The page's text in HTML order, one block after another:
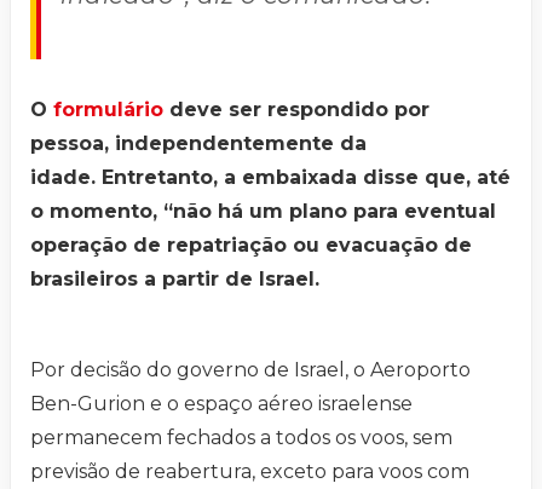
O formulário deve ser respondido por
pessoa, independentemente da
idade. Entretanto, a embaixada disse que, até
o momento, “não há um plano para eventual
operação de repatriação ou evacuação de
brasileiros a partir de Israel.
Por decisão do governo de Israel, o Aeroporto
Ben-Gurion e o espaço aéreo israelense
permanecem fechados a todos os voos, sem
previsão de reabertura, exceto para voos com